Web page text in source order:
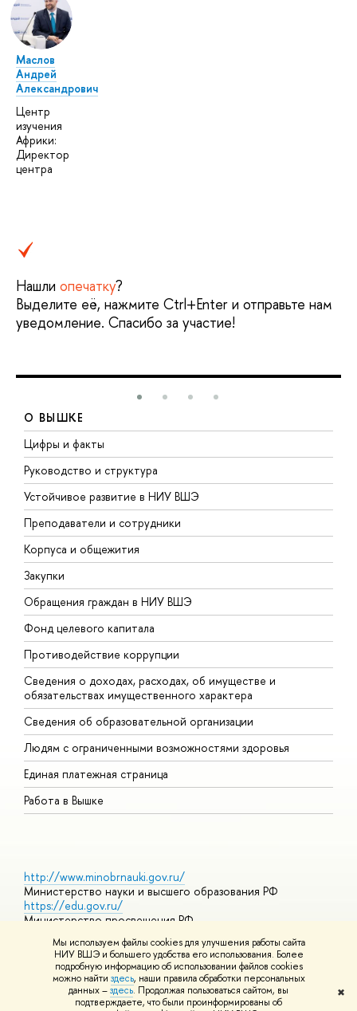
Мы используем файлы cookies для улучшения работы сайта
НИУ ВШЭ и большего удобства его использования. Более
подробную информацию об использовании файлов cookies
можно найти здесь, наши правила обработки персональных
данных –здесь. Продолжая пользоваться сайтом, вы
подтверждаете, что были проинформированы об
✖
Маслов
Андрей
Александрович
Центр
изучения
Африки:
Директор
центра
Нашли опечатку?
Выделите её, нажмите Ctrl+Enter и отправьте нам
уведомление. Спасибо за участие!
О ВЫШКЕ
Цифры и факты
Руководство и структура
Устойчивое развитие в НИУ ВШЭ
Преподаватели и сотрудники
Корпуса и общежития
Закупки
Обращения граждан в НИУ ВШЭ
Фонд целевого капитала
Противодействие коррупции
Сведения о доходах, расходах, об имуществе и
обязательствах имущественного характера
Сведения об образовательной организации
Людям с ограниченными возможностями здоровья
Единая платежная страница
Работа в Вышке
http://www.minobrnauki.gov.ru/
Министерство науки и высшего образования РФ
https://edu.gov.ru/
Министерство просвещения РФ
Массовые открытые онлайн-курсы
© НИУ ВШЭ 1993–2026 Адреса и контактыУсловия
использования материалов Политика конфиденциальности